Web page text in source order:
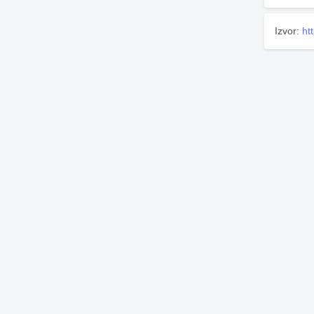
Izvor: